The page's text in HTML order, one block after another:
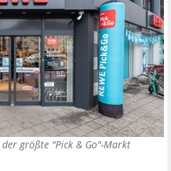
größte "Pick & Go"-Markt